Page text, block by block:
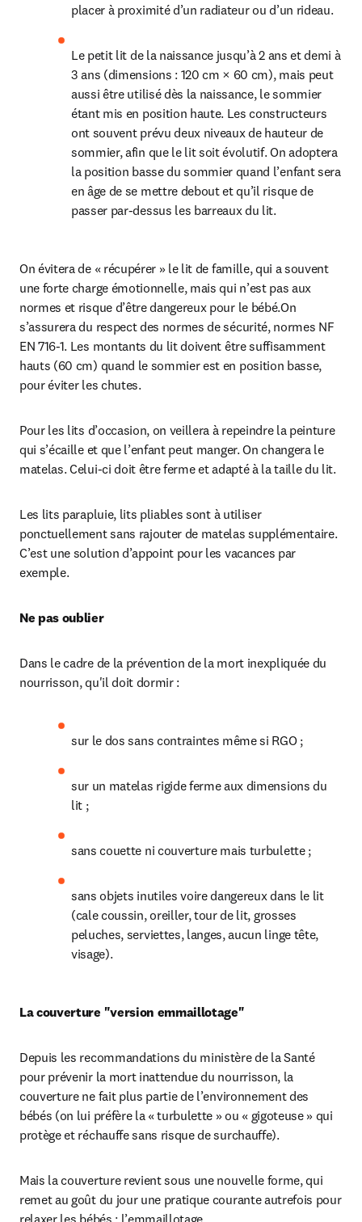
placer à proximité d’un radiateur ou d’un rideau.
Le petit lit de la naissance jusqu’à 2 ans et demi à
3 ans (dimensions : 120 cm × 60 cm), mais peut
aussi être utilisé dès la naissance, le sommier
étant mis en position haute. Les constructeurs
ont souvent prévu deux niveaux de hauteur de
sommier, afin que le lit soit évolutif. On adoptera
la position basse du sommier quand l’enfant sera
en âge de se mettre debout et qu’il risque de
passer par-dessus les barreaux du lit.
On évitera de « récupérer » le lit de famille, qui a souvent
une forte charge émotionnelle, mais qui n’est pas aux
normes et risque d’être dangereux pour le bébé.On
s’assurera du respect des normes de sécurité, normes NF
EN 716-1. Les montants du lit doivent être suffisamment
hauts (60 cm) quand le sommier est en position basse,
pour éviter les chutes.
Pour les lits d’occasion, on veillera à repeindre la peinture
qui s’écaille et que l’enfant peut manger. On changera le
matelas. Celui-ci doit être ferme et adapté à la taille du lit.
Les lits parapluie, lits pliables sont à utiliser
ponctuellement sans rajouter de matelas supplémentaire.
C’est une solution d’appoint pour les vacances par
exemple.
Ne pas oublier
Dans le cadre de la prévention de la mort inexpliquée du
nourrisson, qu'il doit dormir :
sur le dos sans contraintes même si RGO ;
sur un matelas rigide ferme aux dimensions du
lit ;
sans couette ni couverture mais turbulette ;
sans objets inutiles voire dangereux dans le lit
(cale coussin, oreiller, tour de lit, grosses
peluches, serviettes, langes, aucun linge tête,
visage).
La couverture "version emmaillotage"
Depuis les recommandations du ministère de la Santé
pour prévenir la mort inattendue du nourrisson, la
couverture ne fait plus partie de l’environnement des
bébés (on lui préfère la « turbulette » ou « gigoteuse » qui
protège et réchauffe sans risque de surchauffe).
Mais la couverture revient sous une nouvelle forme, qui
remet au goût du jour une pratique courante autrefois pour
relaxer les bébés : l’emmaillotage.